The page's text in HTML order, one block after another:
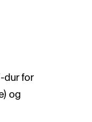
dur for
og